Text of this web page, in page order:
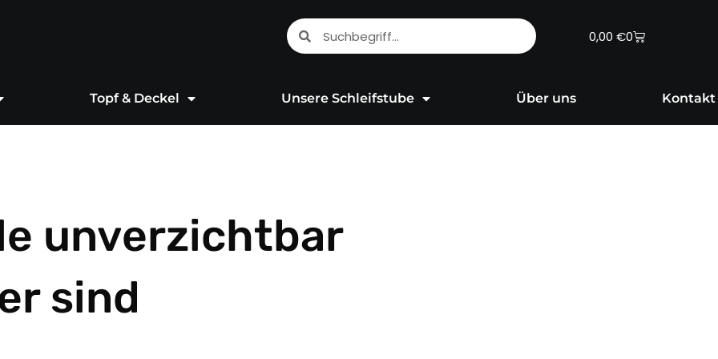
SucheSuche 0,00 €0
Warenkorb
Topf & Deckel Unsere Schleifstube Über uns Kontakt
unverzichtbar
sind